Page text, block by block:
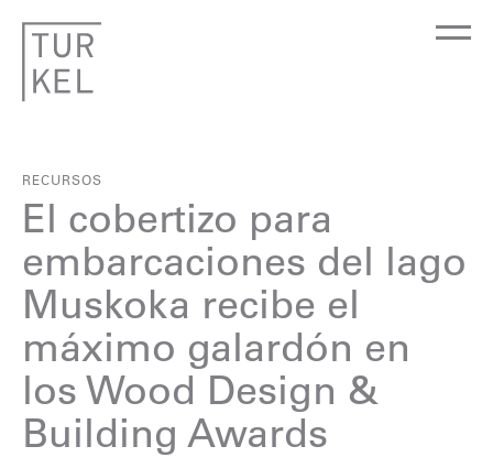
RECURSOS
El cobertizo para
embarcaciones del lago
Muskoka recibe el
máximo galardón en
los Wood Design &
Building Awards